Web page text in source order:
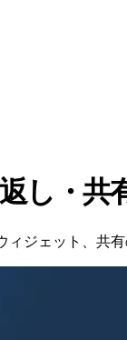
し・共
ジェット、共